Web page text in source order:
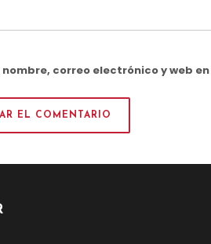
nombre, correo electrónico y web